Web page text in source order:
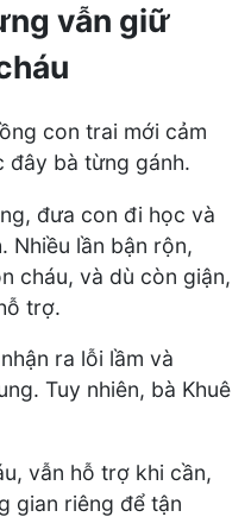
vẫn giữ
con trai mới cảm
đây bà từng gánh.
đưa con đi học và
Nhiều lần bận rộn,
cháu, và dù còn giận,
trợ.
ra lỗi lầm và
Tuy nhiên, bà Khuê
vẫn hỗ trợ khi cần,
gian riêng để tận